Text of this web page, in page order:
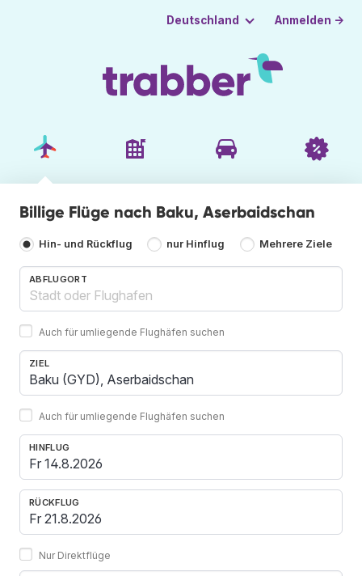
Deutschland Anmelden →
Billige Flüge nach Baku, Aserbaidschan
Hin- und Rückflug nur Hinflug Mehrere Ziele
ABFLUGORT
Auch für umliegende Flughäfen suchen
ZIEL
Auch für umliegende Flughäfen suchen
HINFLUG
RÜCKFLUG
Nur Direktflüge